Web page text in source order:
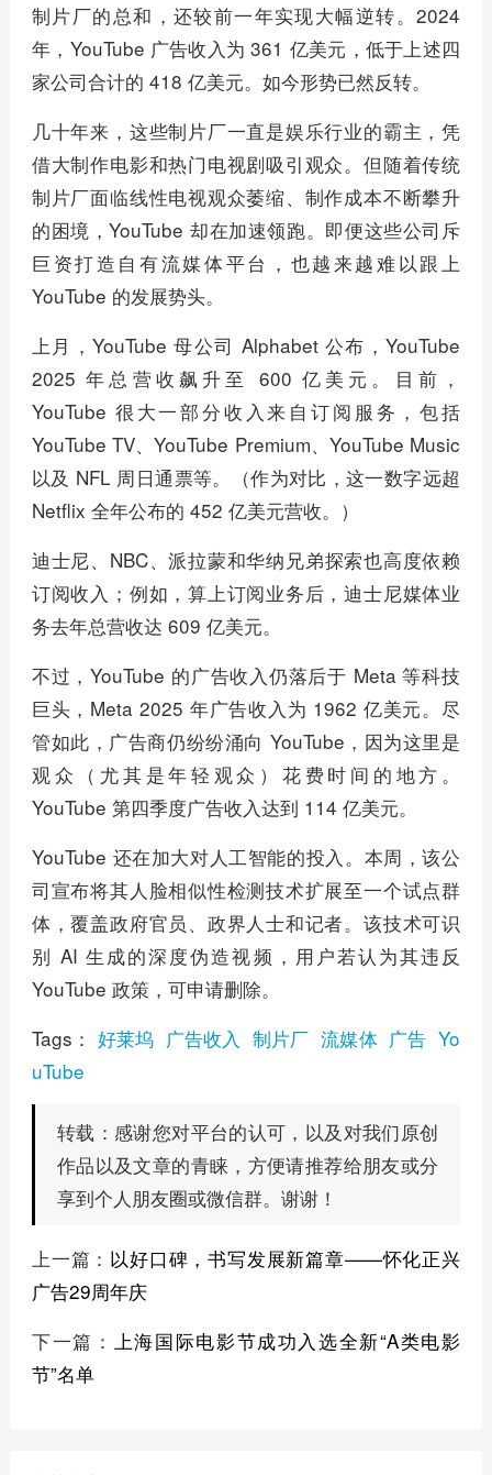
制片厂的总和，还较前一年实现大幅逆转。2024
年，YouTube 广告收入为 361 亿美元，低于上述四
家公司合计的 418 亿美元。如今形势已然反转。
几十年来，这些制片厂一直是娱乐行业的霸主，凭
借大制作电影和热门电视剧吸引观众。但随着传统
制片厂面临线性电视观众萎缩、制作成本不断攀升
的困境，YouTube 却在加速领跑。即便这些公司斥
巨资打造自有流媒体平台，也越来越难以跟上
YouTube 的发展势头。
上月，YouTube 母公司 Alphabet 公布，YouTube
2025 年总营收飙升至 600 亿美元。目前，
YouTube 很大一部分收入来自订阅服务，包括
YouTube TV、YouTube Premium、YouTube Music
以及 NFL 周日通票等。（作为对比，这一数字远超
Netflix 全年公布的 452 亿美元营收。）
迪士尼、NBC、派拉蒙和华纳兄弟探索也高度依赖
订阅收入；例如，算上订阅业务后，迪士尼媒体业
务去年总营收达 609 亿美元。
不过，YouTube 的广告收入仍落后于 Meta 等科技
巨头，Meta 2025 年广告收入为 1962 亿美元。尽
管如此，广告商仍纷纷涌向 YouTube，因为这里是
观众（尤其是年轻观众）花费时间的地方。
YouTube 第四季度广告收入达到 114 亿美元。
YouTube 还在加大对人工智能的投入。本周，该公
司宣布将其人脸相似性检测技术扩展至一个试点群
体，覆盖政府官员、政界人士和记者。该技术可识
别 AI 生成的深度伪造视频，用户若认为其违反
YouTube 政策，可申请删除。
Tags： 好莱坞 广告收入 制片厂 流媒体 广告 Yo
uTube
转载： 感谢您对平台的认可，以及对我们原创
作品以及文章的青睐，方便请推荐给朋友或分
享到个人朋友圈或微信群。谢谢！
上一篇： 以好口碑，书写发展新篇章——怀化正兴
广告29周年庆
下一篇： 上海国际电影节成功入选全新“A类电影
节”名单